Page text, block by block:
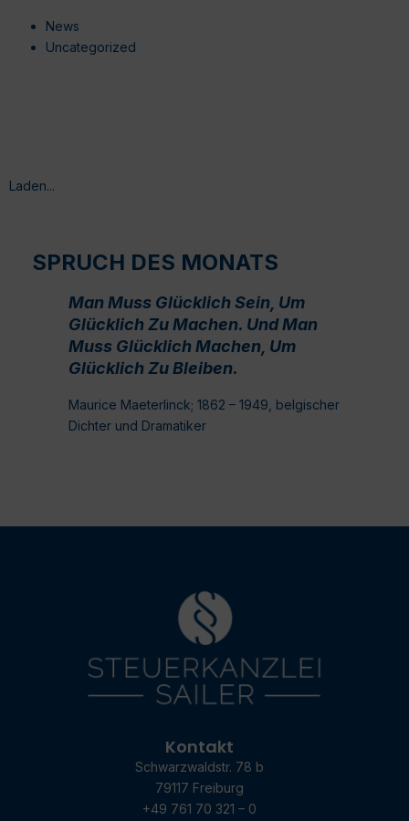
News
Uncategorized
Laden...
SPRUCH DES MONATS
Man Muss Glücklich Sein, Um
Glücklich Zu Machen. Und Man
Muss Glücklich Machen, Um
Glücklich Zu Bleiben.
Maurice Maeterlinck; 1862 – 1949, belgischer
Dichter und Dramatiker
Kontakt
Schwarzwaldstr. 78 b
79117 Freiburg
+49 761 70 321 – 0